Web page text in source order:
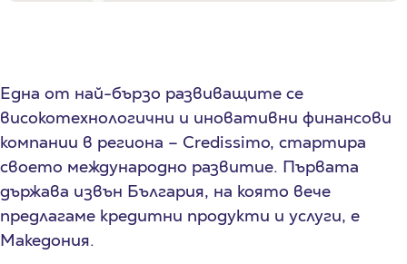
Една от най-бързо развиващите се
високотехнологични и иновативни финансови
компании в региона – Credissimo, стартира
своето международно развитие. Първата
държава извън България, на която вече
предлагаме кредитни продукти и услуги, е
Македония.